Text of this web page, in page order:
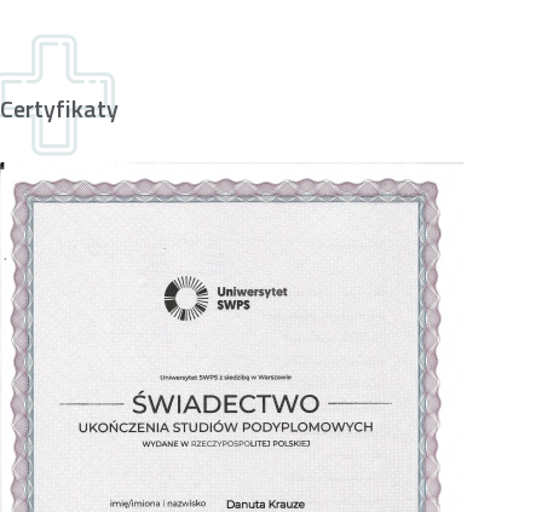
Certyfikaty